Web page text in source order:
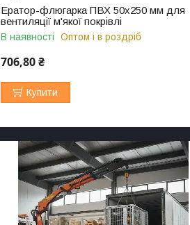
Ератор-флюгарка ПВХ 50х250 мм для
вентиляції м'якої покрівлі
В наявності Оптом і в роздріб
706,80 ₴
Купити